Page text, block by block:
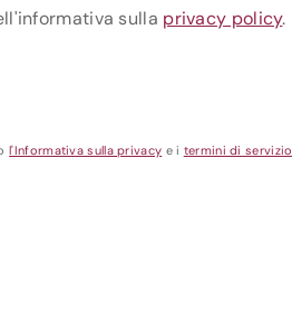
sulla privacy policy.
l'Informativa sulla privacy e i termini di servizio